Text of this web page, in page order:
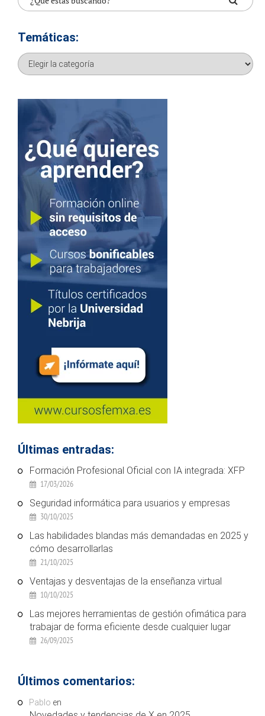
Temáticas:
Temáticas:
Últimas entradas:
Formación Profesional Oficial con IA integrada: XFP
17/03/2026
Seguridad informática para usuarios y empresas
30/10/2025
Las habilidades blandas más demandadas en 2025 y
cómo desarrollarlas
21/10/2025
Ventajas y desventajas de la enseñanza virtual
10/10/2025
Las mejores herramientas de gestión ofimática para
trabajar de forma eficiente desde cualquier lugar
26/09/2025
Últimos comentarios:
Pablo en